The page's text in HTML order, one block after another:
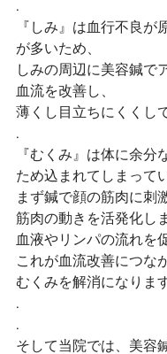
.
『しみ』は血行不良が
が多いため、
しみの周辺に美容鍼で
血流を改善し、
薄くし目立ちにくくし
.
『むくみ』は体に余分
ため込まれてしまって
まず鍼で顔の筋肉に刺
筋肉の動きを活発化し
血液やリンパの流れを
これが血流改善につな
むくみを解消になりま
.
.
そして当院では、美容